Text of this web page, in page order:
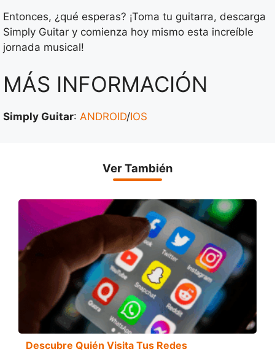
Entonces, ¿qué esperas? ¡Toma tu guitarra, descarga
Simply Guitar y comienza hoy mismo esta increíble
jornada musical!
MÁS INFORMACIÓN
Simply Guitar: ANDROID/IOS
Ver También
Descubre Quién Visita Tus Redes